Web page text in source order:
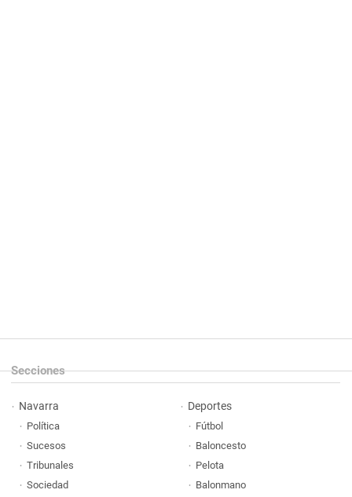
Secciones
Navarra
Política
Sucesos
Tribunales
Sociedad
Deportes
Fútbol
Baloncesto
Pelota
Balonmano